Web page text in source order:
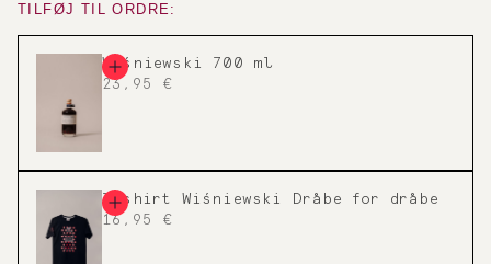
TILFØJ TIL ORDRE:
Wiśniewski 700 ml
23,95 €
T-shirt Wiśniewski Dråbe for dråbe
16,95 €